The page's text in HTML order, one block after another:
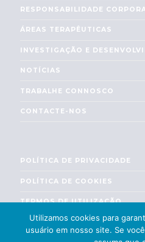
RESPONSABILIDADE
ÁREAS TERAPÊUTICAS
INVESTIGAÇÃO E
NOTÍCIAS
TRABALHE CONNOSCO
CONTACTE-NOS
POLÍTICA DE PRIVACIDADE
POLÍTICA DE COOKIES
TERMOS DE UTILIZAÇÃO
Utilizamos cookies para
usuário em nosso site. Se